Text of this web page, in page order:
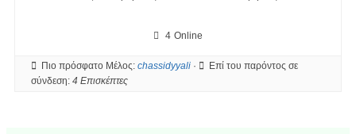
4 Online
Πιο πρόσφατο Μέλος: chassidyyali ·
Επί του παρόντος σε
σύνδεση: 4 Επισκέπτες